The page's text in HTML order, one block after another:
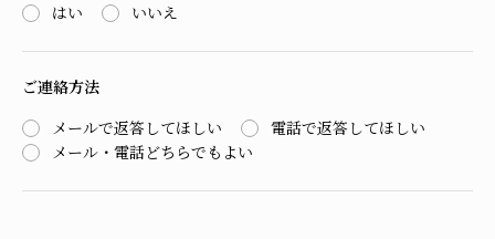
はい
いいえ
ご連絡方法
メールで返答してほしい
電話で返答してほしい
メール・電話どちらでもよい